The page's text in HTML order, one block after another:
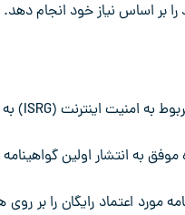
بر اساس نیاز خود انجام دهد.
اعتماد رایگان را بر